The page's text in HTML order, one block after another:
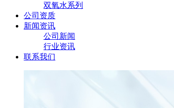
双氧水系列
公司资质
新闻资讯
公司新闻
行业资讯
联系我们